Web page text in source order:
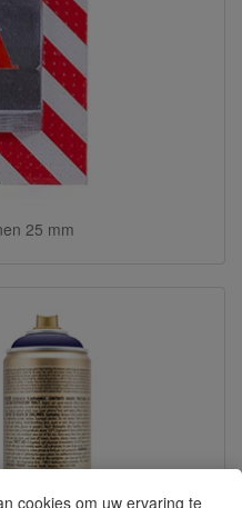
cookies om uw ervaring te
25 mm